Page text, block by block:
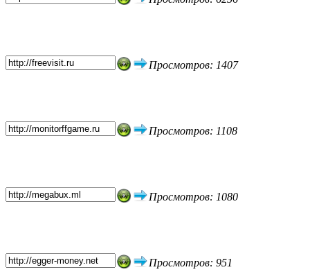
Просмотров: 1407
Просмотров: 1108
Просмотров: 1080
Просмотров: 951